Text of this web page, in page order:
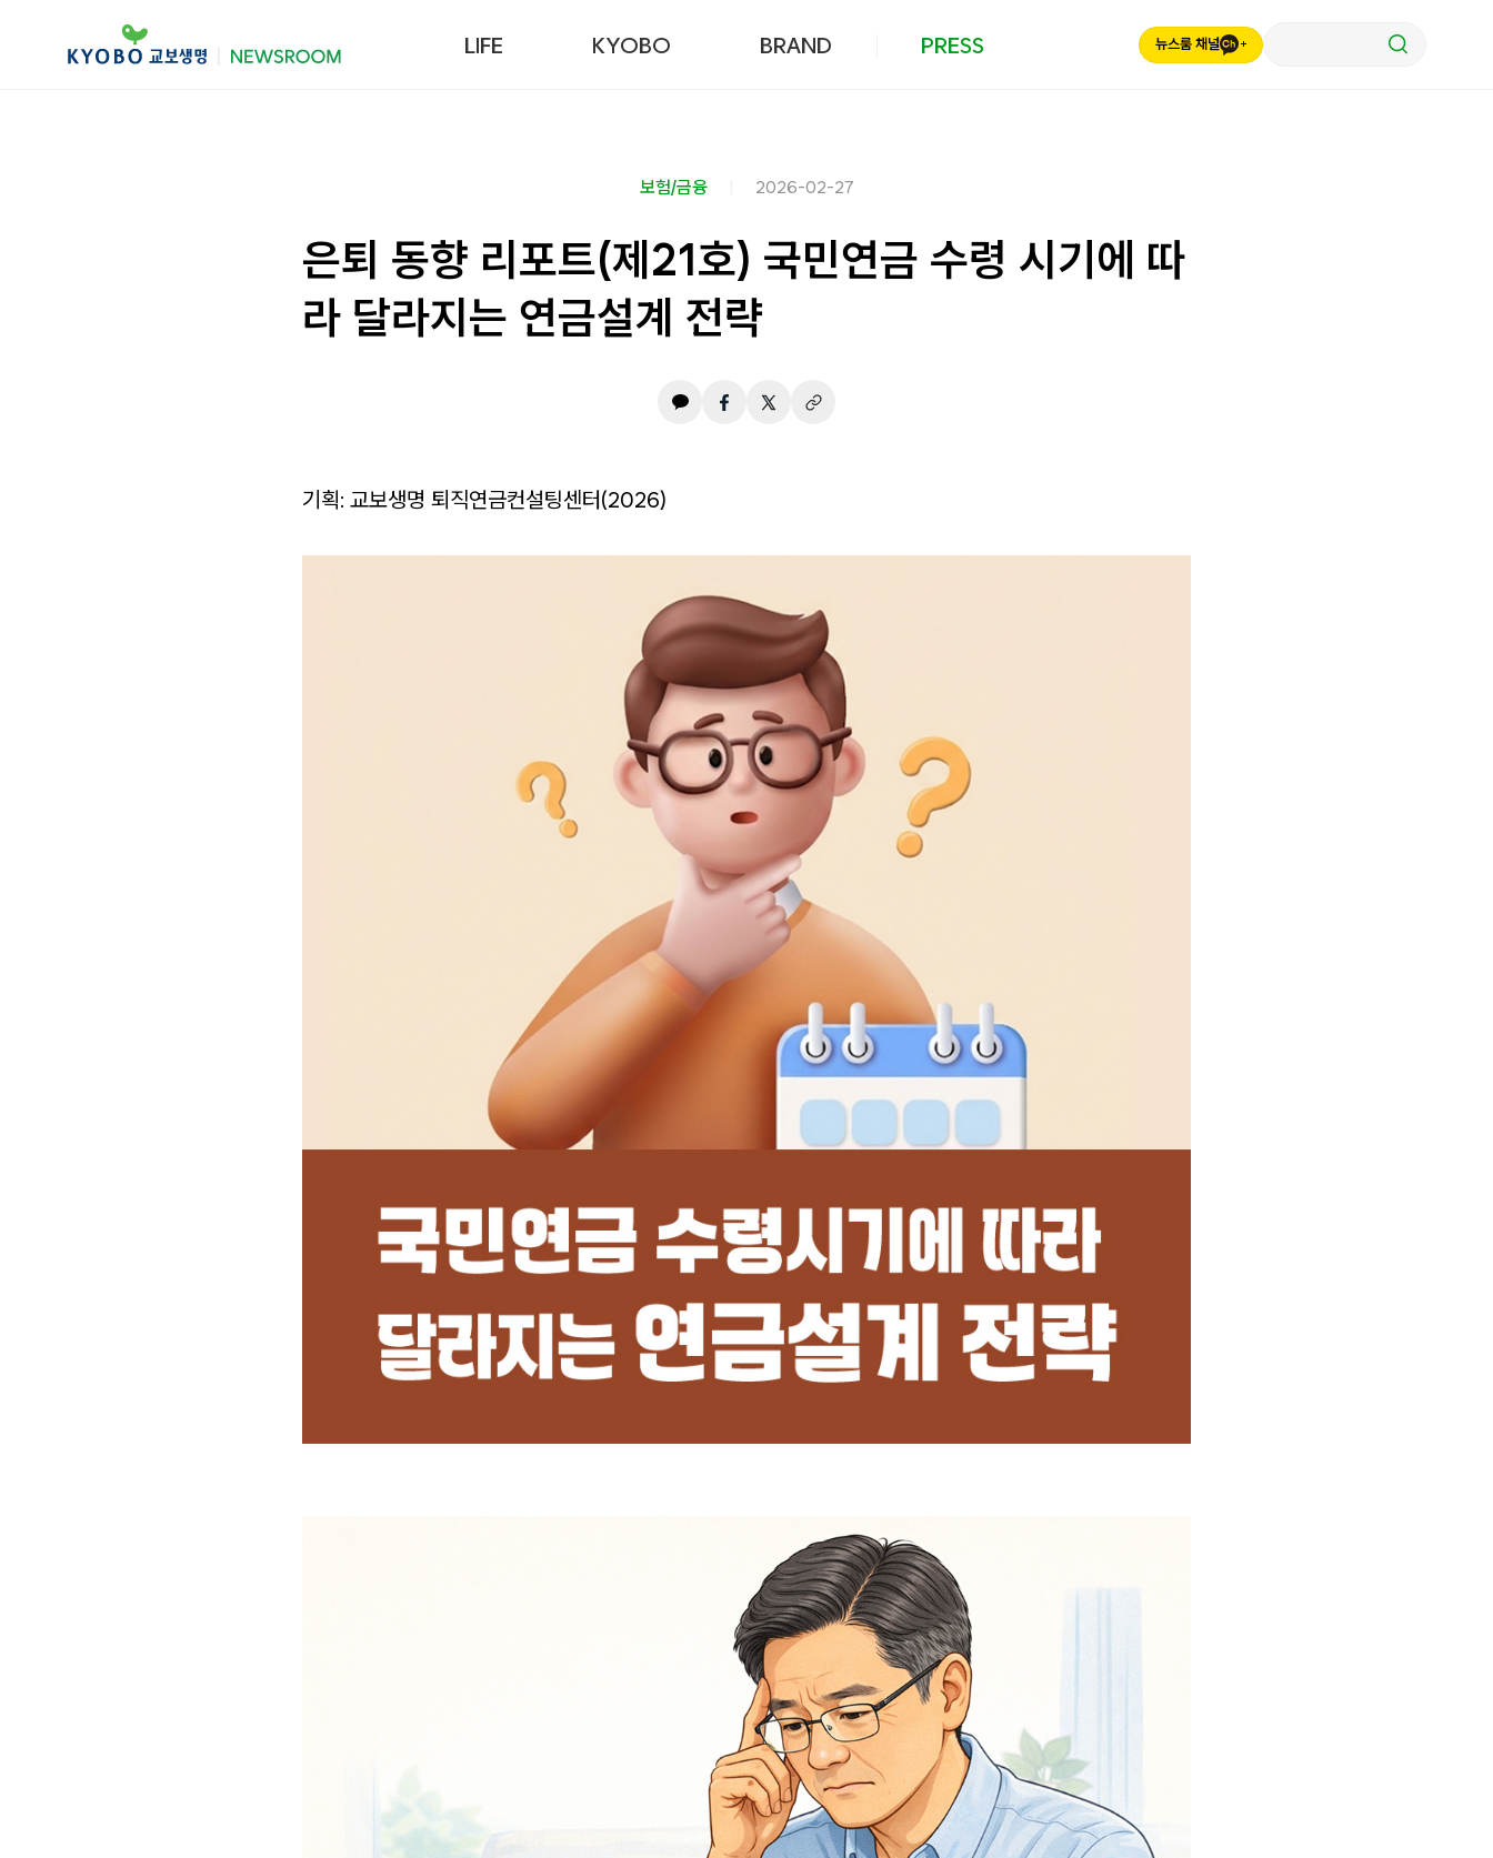
LIFE KYOBO BRAND PRESS 뉴스룸 채널
보험/금융 2026-02-27
은퇴 동향 리포트(제21호) 국민연금 수령 시기에 따
라 달라지는 연금설계 전략
기획: 교보생명 퇴직연금컨설팅센터(2026)